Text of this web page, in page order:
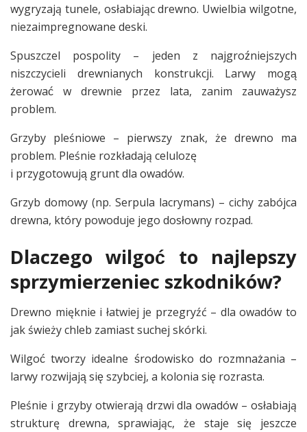
wygryzają tunele, osłabiając drewno. Uwielbia wilgotne,
niezaimpregnowane deski.
Spuszczel pospolity – jeden z najgroźniejszych
niszczycieli drewnianych konstrukcji. Larwy mogą
żerować w drewnie przez lata, zanim zauważysz
problem.
Grzyby pleśniowe – pierwszy znak, że drewno ma
problem. Pleśnie rozkładają celulozę
i przygotowują grunt dla owadów.
Grzyb domowy (np. Serpula lacrymans) – cichy zabójca
drewna, który powoduje jego dosłowny rozpad.
Dlaczego wilgoć to najlepszy
sprzymierzeniec szkodników?
Drewno mięknie i łatwiej je przegryźć – dla owadów to
jak świeży chleb zamiast suchej skórki.
Wilgoć tworzy idealne środowisko do rozmnażania –
larwy rozwijają się szybciej, a kolonia się rozrasta.
Pleśnie i grzyby otwierają drzwi dla owadów – osłabiają
strukturę drewna, sprawiając, że staje się jeszcze